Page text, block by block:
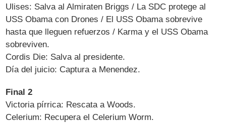
Ulises: Salva al Almiraten Briggs / La SDC protege al
USS Obama con Drones / El USS Obama sobrevive
hasta que lleguen refuerzos / Karma y el USS Obama
sobreviven.
Cordis Die: Salva al presidente.
Día del juicio: Captura a Menendez.
Final 2
Victoria pírrica: Rescata a Woods.
Celerium: Recupera el Celerium Worm.